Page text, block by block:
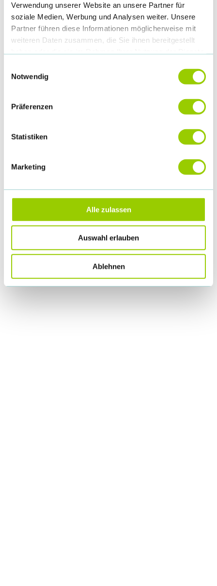
Verwendung unserer Website an unsere Partner für
soziale Medien, Werbung und Analysen weiter. Unsere
Partner führen diese Informationen möglicherweise mit
weiteren Daten zusammen, die Sie ihnen bereitgestellt
Notwendig
Präferenzen
Statistiken
Marketing
Alle zulassen
Auswahl erlauben
Ablehnen